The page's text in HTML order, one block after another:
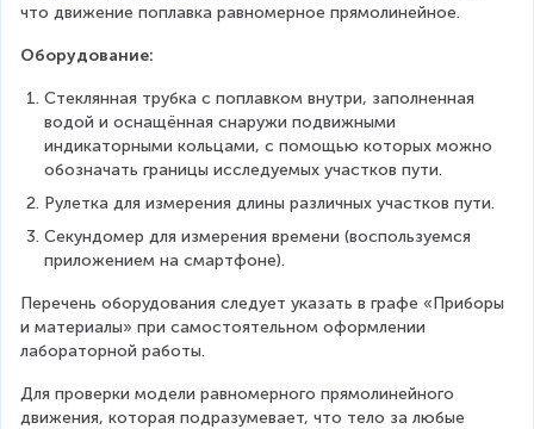
что движение поплавка равномерное прямолинейное.
Оборудование:
Стеклянная трубка с поплавком внутри, заполненная
водой и оснащённая снаружи подвижными
индикаторными кольцами, с помощью которых можно
обозначать границы исследуемых участков пути.
Рулетка для измерения длины различных участков пути.
Секундомер для измерения времени (воспользуемся
приложением на смартфоне).
Перечень оборудования следует указать в графе «Приборы
и материалы» при самостоятельном оформлении
лабораторной работы.
Для проверки модели равномерного прямолинейного
движения, которая подразумевает, что тело за любые